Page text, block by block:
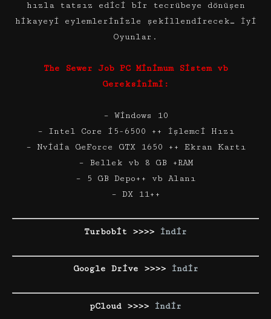
hızla tatsız edici bir tecrübeye dönüşen
hikayeyi eylemlerinizle şekillendirecek… İyi
Oyunlar.
The Sewer Job PC Minimum Sistem vb
Gereksinimi:
– Windows 10
– Intel Core i5-6500 ++ İşlemci Hızı
– Nvidia GeForce GTX 1650 ++ Ekran Kartı
– Bellek vb 8 GB +RAM
– 5 GB Depo++ vb Alanı
– DX 11++
Turbobit >>>> İndir
Google Drive >>>>İndir
pCloud >>>> İndir